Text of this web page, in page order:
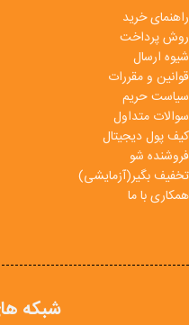
راهنمای خرید
روش پرداخت
شیوه ارسال
قوانین و مقررات
سیاست حریم
سوالات متداول
کیف پول دیجیتال
فروشنده شو
تخفیف بگیر(آزمایشی)
همکاری با ما
شبکه